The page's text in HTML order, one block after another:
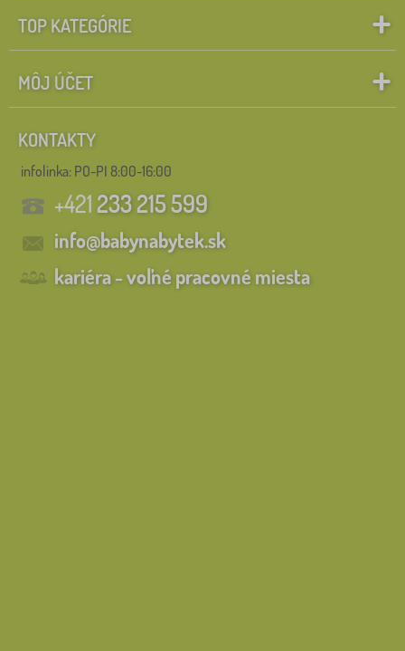
TOP KATEGÓRIE
MÔJ ÚČET
KONTAKTY
infolinka: PO-PI 8:00-16:00
+421233 215 599
info@babynabytek.sk
kariéra - voľné pracovné miesta